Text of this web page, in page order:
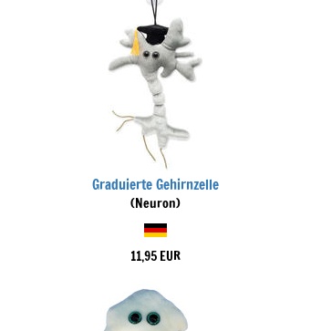
Graduierte Gehirnzelle
(Neuron)
11,95 EUR